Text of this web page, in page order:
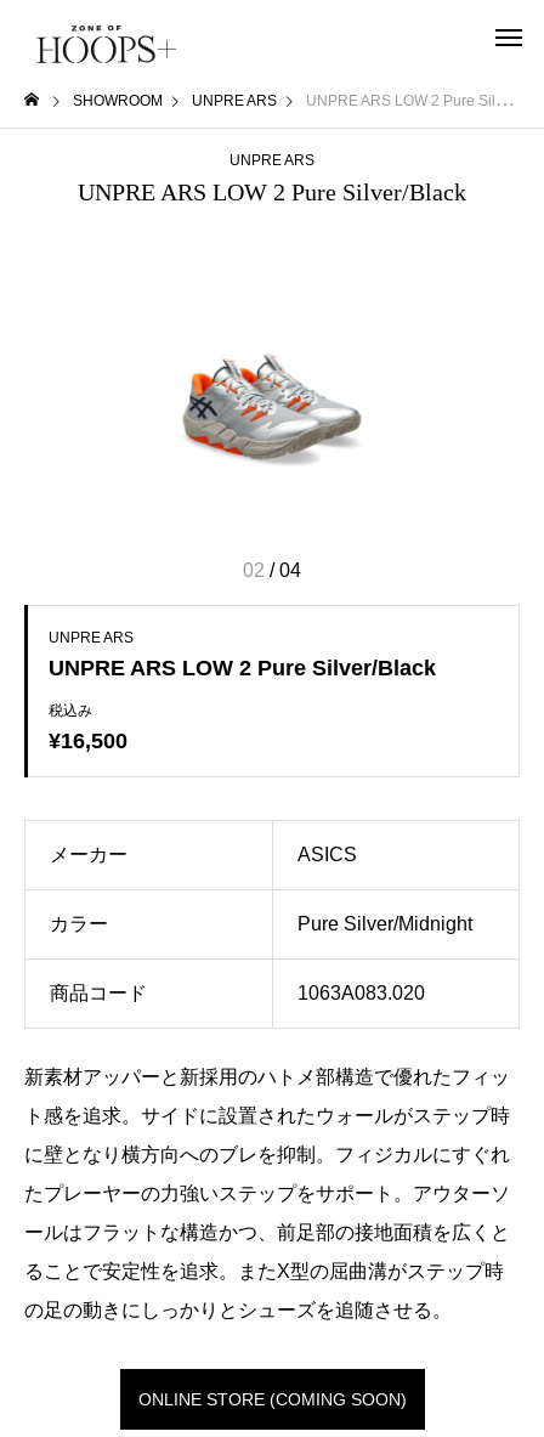
SHOWROOM UNPRE ARS UNPRE ARS LOW 2 Pure Silver/Black
UNPRE ARS
UNPRE ARS LOW 2 Pure Silver/Black
02 /04
UNPRE ARS
UNPRE ARS LOW 2 Pure Silver/Black
税込み
¥16,500
メーカー ASICS
カラー Pure Silver/Midnight
商品コード 1063A083.020
新素材アッパーと新採用のハトメ部構造で優れたフィッ
ト感を追求。サイドに設置されたウォールがステップ時
に壁となり横方向へのブレを抑制。フィジカルにすぐれ
たプレーヤーの力強いステップをサポート。アウターソ
ールはフラットな構造かつ、前足部の接地面積を広くと
ることで安定性を追求。またX型の屈曲溝がステップ時
の足の動きにしっかりとシューズを追随させる。
ONLINE STORE (COMING SOON)